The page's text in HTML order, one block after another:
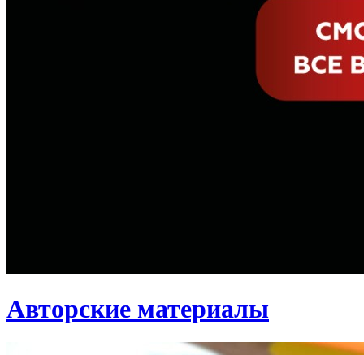
Авторские материалы